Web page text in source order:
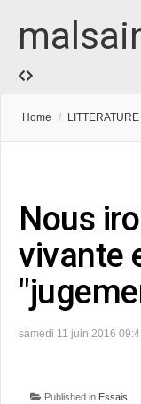
Home / LITTERATURE
Nous
vivante
samedi 11 juin 2016
Published in Essais,